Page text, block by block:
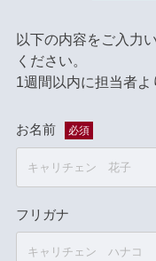
以下の内容をご入力
ください。
1週間以内に担当者よ
お名前 必須
フリガナ